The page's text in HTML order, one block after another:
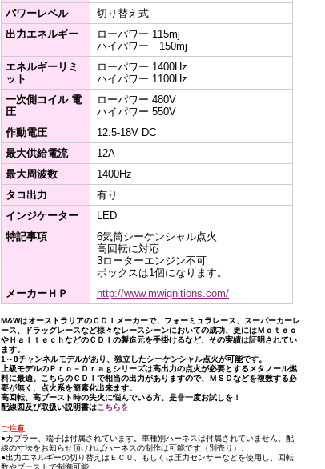
パワーレベル
切り替え式
出力エネルギー
ローパワー 115mj
ハイパワー 150mj
エネルギーリミ
ット
ローパワー 1400Hz
ハイパワー 1100Hz
一次側コイル 電
圧
ローパワー 480V
ハイパワー 550V
作動電圧
12.5-18V DC
最大供給電流
12A
最大周波数
1400Hz
タコ出力
有り
インジケーター
LED
特記事項
6気筒シーケンシャル点火
高回転に対応
3ローターエンジン不可
ボックスは1個になります。
メーカーＨＰ
http://www.mwignitions.com/
M&WはオーストラリアのＣＤＩメーカーで、フォーミュラレース、スーパーカーレ
ース、ドラッグレースなど様々なレースシーンにおいての成功、更にはＭｏｔｅｃ
やＨａｌｔｅｃｈなどのＣＤＩの製造元を手掛けるなど、その実績は証明されてい
ます。
1～8チャンネルモデルがあり、独立したシーケンシャル点火が可能です。
上級モデルのＰｒｏ－Ｄｒａｇシリーズは高出力の点火が必要とするメタノール燃
料に最適。こちらのＣＤＩで相当の出力がありますので、ＭＳＤなどを複数する必
要が無く、点火系を簡素化出来ます。
高回転、高ブースト時の失火に悩んでいる方、是非一度お試しを！
配線図及び取扱い説明書はこちらを
ご注意
●カプラー、端子は付属されています。車種別ハーネスは付属されていません。配
線の寸法をお知らせ頂ければハーネスの制作は可能です（別売り）。
●出力エネルギーの切り替えはＥＣＵ、もしくは圧力センサーなどを使用し、回転
数やブーストで制御可能。